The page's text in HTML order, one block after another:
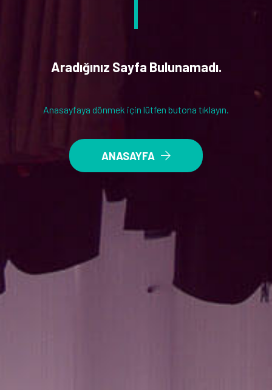
Aradığınız Sayfa Bulunamadı.
Anasayfaya dönmek için lütfen butona tıklayın.
ANASAYFA